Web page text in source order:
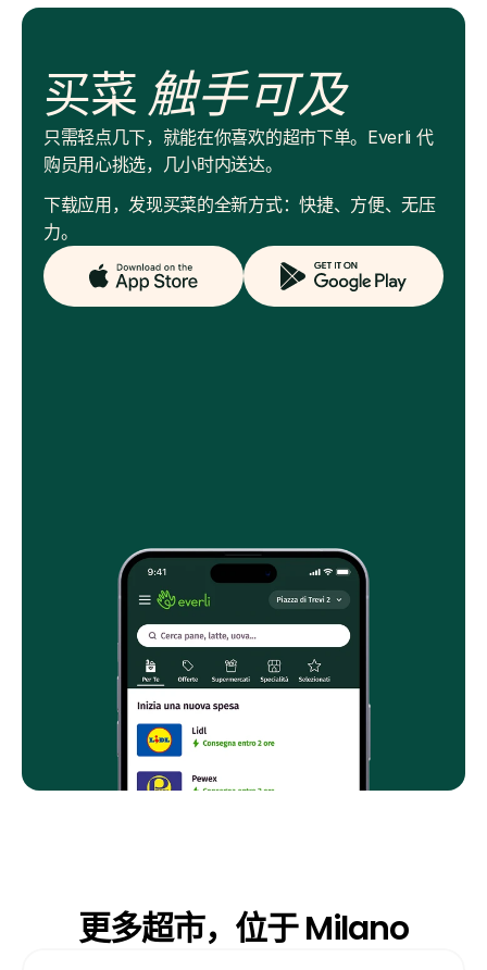
买菜 触手可及
只需轻点几下，就能在你喜欢的超市下单。Everli 代
购员用心挑选，几小时内送达。
下载应用，发现买菜的全新方式：快捷、方便、无压
力。
更多超市，位于 Milano